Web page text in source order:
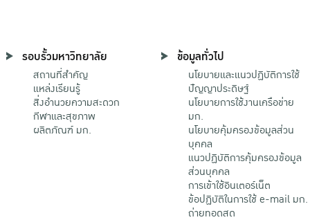
รอบรั้วมหาวิทยาลัย
สถานที่สำคัญ
แหล่งเรียนรู้
สิ่งอำนวยความสะดวก
กีฬาและสุขภาพ
ผลิตภัณฑ์ มก.
ข้อมูลทั่วไป
นโยบายและแนวปฏิบัติการใช้
ปัญญาประดิษฐ์
นโยบายการใช้งานเครือข่าย
มก.
นโยบายคุ้มครองข้อมูลส่วน
บุคคล
แนวปฏิบัติการคุ้มครองข้อมูล
ส่วนบุคคล
การเข้าใช้อินเตอร์เน็ต
ข้อปฏิบัติในการใช้ e-mail มก.
ถ่ายทอดสด